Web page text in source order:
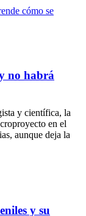
cómo se
no habrá
y científica, la
en el
aunque deja la
y su